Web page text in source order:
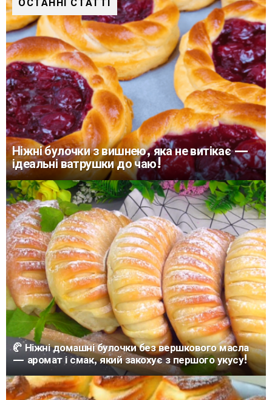
ОСТАННІ СТАТТІ
Ніжні булочки з вишнею, яка не витікає —
ідеальні ватрушки до чаю!
🥐 Ніжні домашні булочки без вершкового масла
— аромат і смак, який закохує з першого укусу!